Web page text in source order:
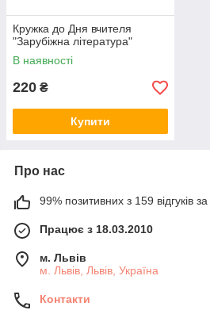
Кружка до Дня вчителя
"Зарубіжна література"
В наявності
220 ₴
Купити
Про нас
99% позитивних з 159 відгуків за
Працює з 18.03.2010
м. Львів
м. Львів, Львів, Україна
Контакти